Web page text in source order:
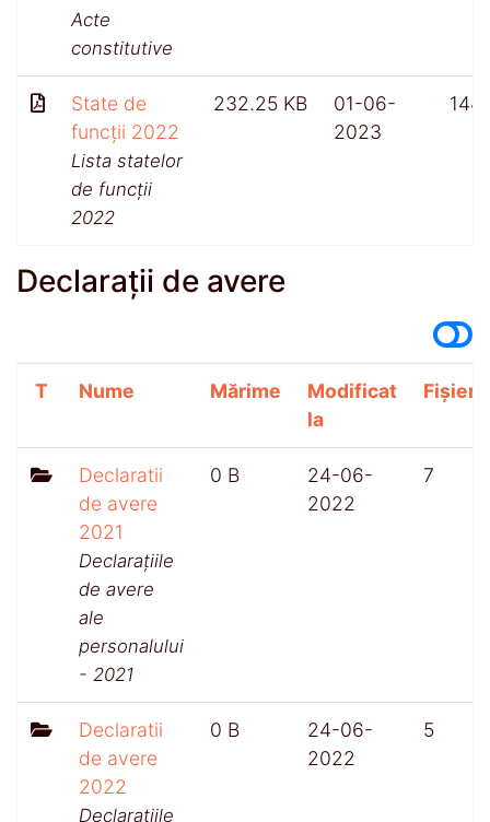
Acte
constitutive
State de
funcții 2022
Lista statelor
de funcții
2022
232.25 KB
01-06-
2023
Declarații de avere
T Nume Mărime
Modificat
la
Fișiere
Declaratii
de avere
2021
Declarațiile
de avere
ale
personalului
- 2021
0 B
24-06-
2022
7
Declaratii
de avere
2022
Declarațiile
0 B
24-06-
2022
5